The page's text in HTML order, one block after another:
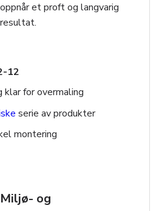
oppnår et proft og langvarig
resultat.
12
klar for overmaling
serie av produkter
montering
Miljø- og